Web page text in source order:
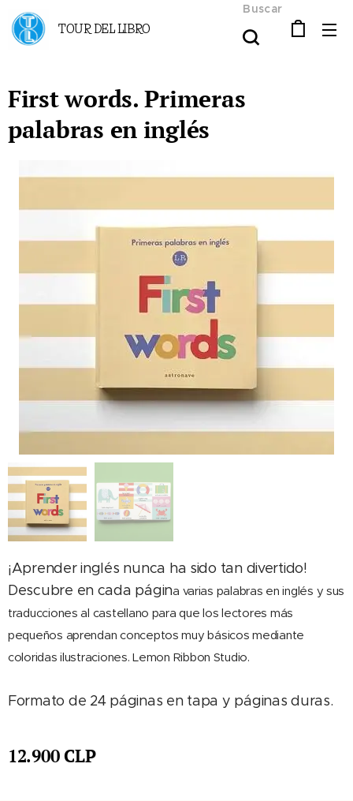
TOUR DEL LIBRO
Buscar
First words. Primeras
palabras en inglés
¡Aprender inglés nunca ha sido tan divertido!
Descubre en cada página varias palabras en inglés y sus
traducciones al castellano para que los lectores más
pequeños aprendan conceptos muy básicos mediante
coloridas ilustraciones. Lemon Ribbon Studio.
Formato de 24 páginas en tapa y páginas duras.
12.900CLP